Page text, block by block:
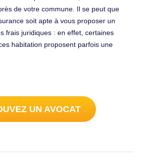
de votre commune. Il se peut que
soit apte à vous proposer un
frais juridiques : en effet, certaines
habitation proposent parfois une
UN AVOCAT